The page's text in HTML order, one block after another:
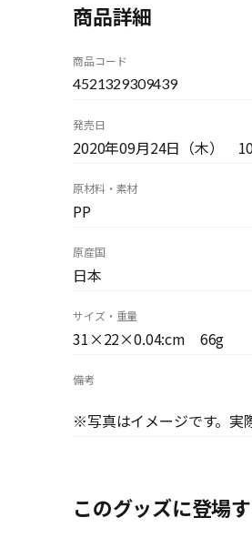
商品詳細
商品コード
4521329309439
発売日
2020年09月24日（木）
原材料・素材
PP
原産国
日本
サイズ・重量
31×22×0.04:cm 66g
備考
※写真はイメージです。実
このグッズに登場